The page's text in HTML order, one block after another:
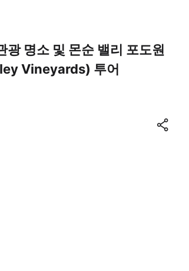
광 명소 및 몬순 밸리 포도원
Vineyards) 투어